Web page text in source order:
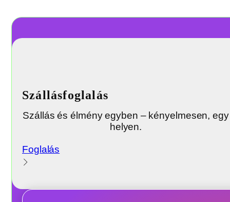
Szállásfoglalás
Szállás és élmény egyben – kényelmesen, egy
helyen.
Foglalás